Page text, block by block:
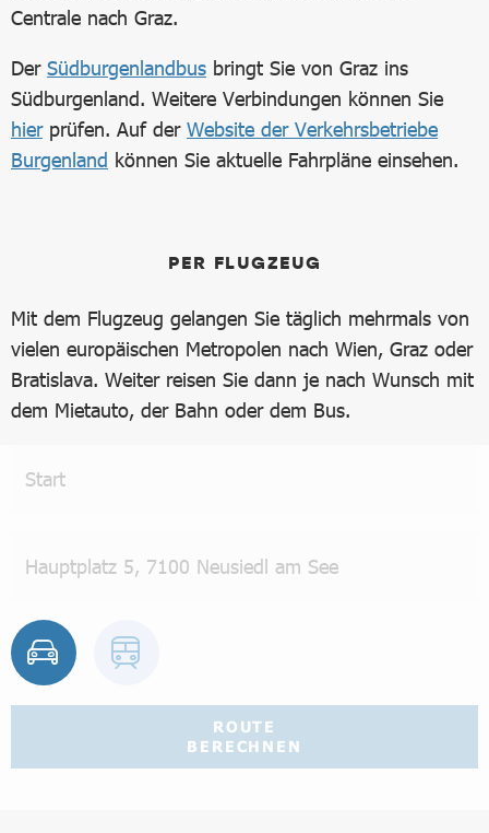
Centrale nach Graz.
Der Südburgenlandbus bringt Sie von Graz ins
Südburgenland. Weitere Verbindungen können Sie
hierprüfen. Auf der Website der Verkehrsbetriebe
Burgenland können Sie aktuelle Fahrpläne einsehen.
PER FLUGZEUG
Mit dem Flugzeug gelangen Sie täglich mehrmals von
vielen europäischen Metropolen nach Wien, Graz oder
Bratislava. Weiter reisen Sie dann je nach Wunsch mit
dem Mietauto, der Bahn oder dem Bus.
ROUTE
BERECHNEN